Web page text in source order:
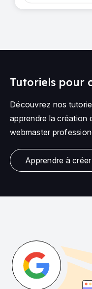
Tutoriels pour
Découvrez nos
apprendre la création
webmaster
Apprendre à